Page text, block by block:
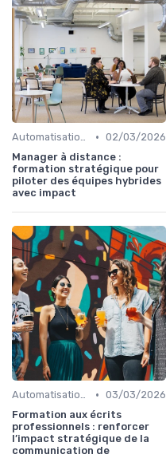
Automatisation & performance des campagnes • 02/03/2026
Manager à distance :
formation stratégique pour
piloter des équipes hybrides
avec impact
Automatisation & performance des campagnes • 03/03/2026
Formation aux écrits
professionnels : renforcer
l’impact stratégique de la
communication de